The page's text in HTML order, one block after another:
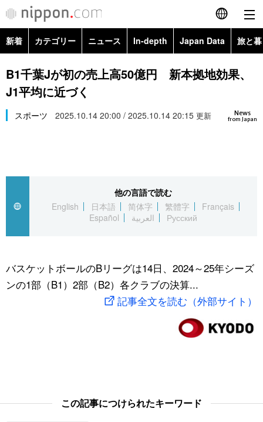
English
简体字
Русский
カテゴリー
経済・ビジネス
国際
文化
トップ
アーカイブ
In-depth
Japan Data
動画/Live
新着 カテゴリー ニュース In-depth Japan Data 旅と
政治・外交
経済・ビジネス
スポーツ・東京2020
Topics
B1千葉Jが初の売上高50億円 新本拠地効果、
J1平均に近づく
News
from Japan
スポーツ 2025.10.14 20:00 / 2025.10.14 20:15 更新
他の言語で読む
English
日本語 简体字 繁體字
Français
Español
العربية Русский
バスケットボールのBリーグは14日、2024～25年シーズ
ンの1部（B1）2部（B2）各クラブの決算...
記事全文を読む（外部サイト）
この記事につけられたキーワード